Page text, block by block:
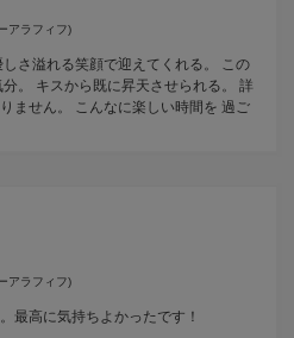
アラフィフ)
さ溢れる笑顔で迎えてくれる。 この
。 キスから既に昇天させられる。 詳
ません。 こんなに楽しい時間を 過ご
アラフィフ)
最高に気持ちよかったです！